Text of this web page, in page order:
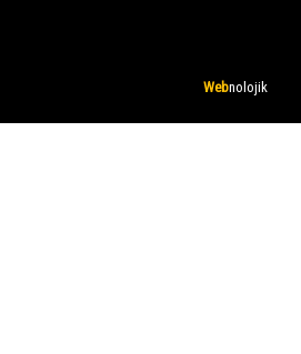
Webnolojik